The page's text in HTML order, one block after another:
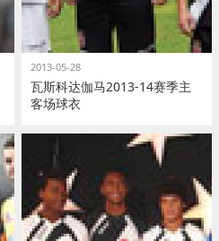
2013-05-28
瓦斯科达伽马2013-14赛季主
客场球衣